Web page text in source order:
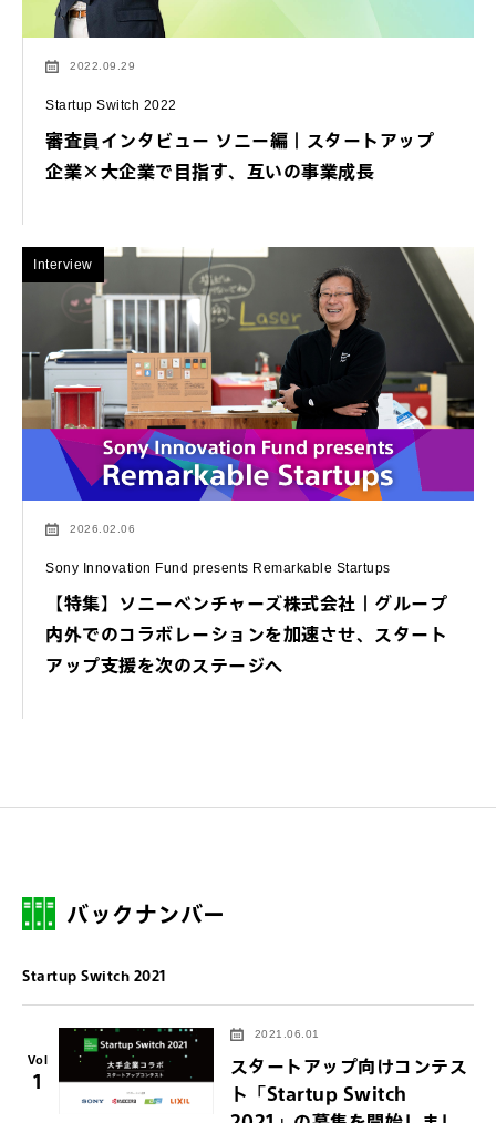
2022.09.29
Startup Switch 2022
審査員インタビュー ソニー編｜スタートアップ
企業×大企業で目指す、互いの事業成長
Interview
2026.02.06
Sony Innovation Fund presents Remarkable Startups
【特集】ソニーベンチャーズ株式会社｜グループ
内外でのコラボレーションを加速させ、スタート
アップ支援を次のステージへ
バックナンバー
Startup Switch 2021
Vol
1
2021.06.01
スタートアップ向けコンテス
ト「Startup Switch